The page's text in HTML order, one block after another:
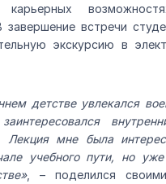
встречи
экскурсию в
детстве увлекался
Лекция мне была
учебного пути, но
, – поделился своими